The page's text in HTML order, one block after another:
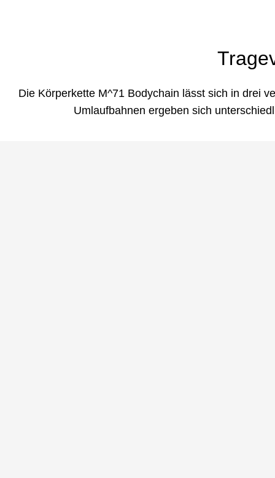
Die Körperkette M^71 Bodychain lässt sich in drei
Umlaufbahnen ergeben sich